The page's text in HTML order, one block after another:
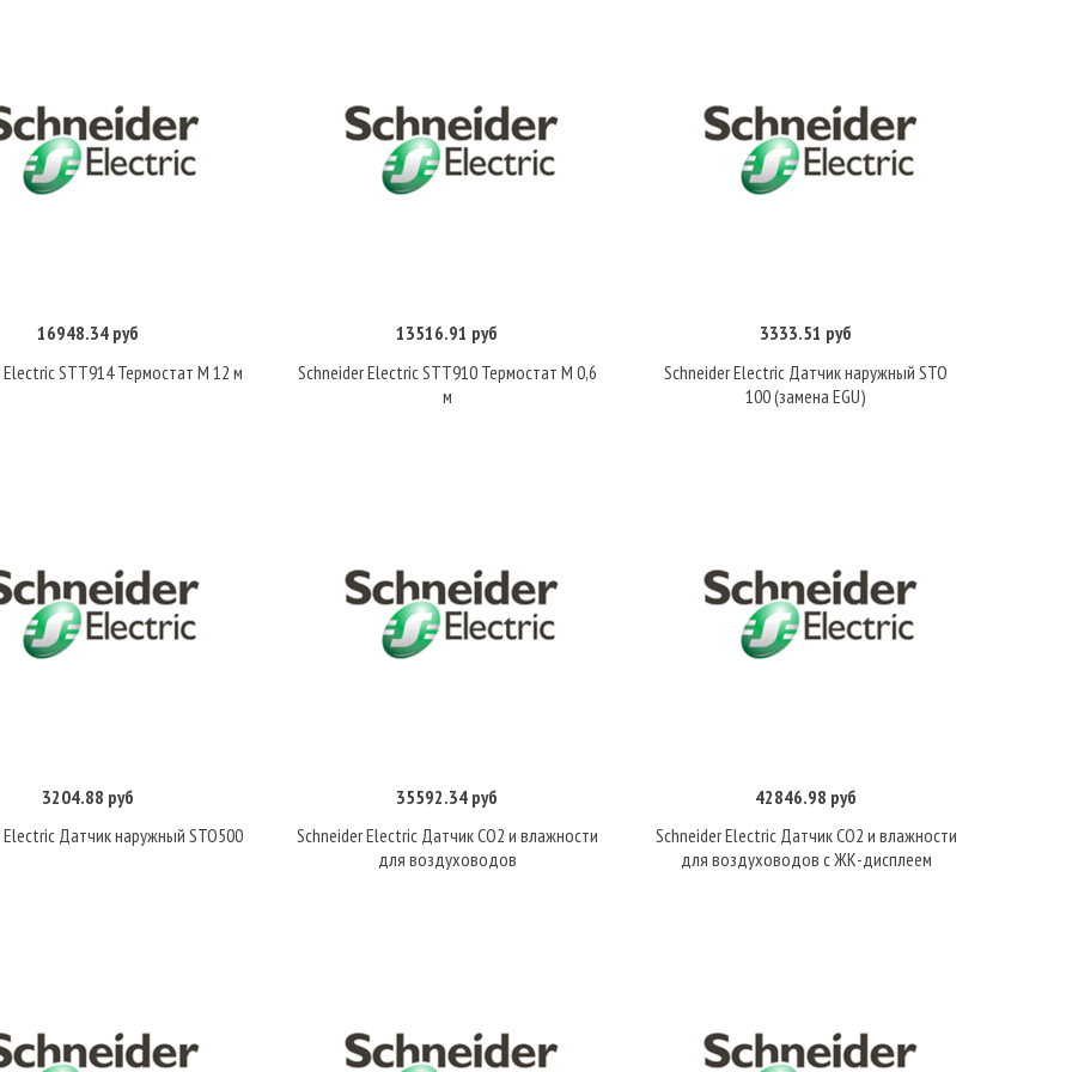
Купить
16948.34 руб
Electric STT914 Термостат М 12 м
Купить
13516.91 руб
Schneider Electric STT910 Термостат М 0,6
м
Купить
3333.51 руб
Schneider Electric Датчик наружный STO
100 (замена EGU)
Купить
3204.88 руб
Electric Датчик наружный STO500
Купить
35592.34 руб
Schneider Electric Датчик CO2 и влажности
для воздуховодов
Купить
42846.98 руб
Schneider Electric Датчик CO2 и влажности
для воздуховодов с ЖК-дисплеем